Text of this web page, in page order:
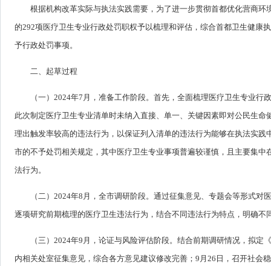
根据机构改革实际与执法实践需要，为了进一步贯彻首都优化营商
的292项医疗卫生专业行政处罚职权予以梳理和评估，综合首都卫生健
予行政处罚事项。
二、起草过程
（一）2024年7月，准备工作阶段。首先，全面梳理医疗卫生专业
此次制定医疗卫生专业清单时未纳入直接、单一、关键因素即对公民生
理出触发率较高的违法行为，以保证列入清单的违法行为能够在执法实
市的不予处罚相关规定，其中医疗卫生专业事项普遍较谨慎，且主要集
法行为。
（二）2024年8月，全市调研阶段。通过征集意见、专题会等形式
逐项研究前期梳理的医疗卫生违法行为，结合不同违法行为特点，明确
（三）2024年9月，论证与风险评估阶段。结合前期调研情况，拟
内相关处室征集意见，综合各方意见建议修改完善；9月26日，召开社会